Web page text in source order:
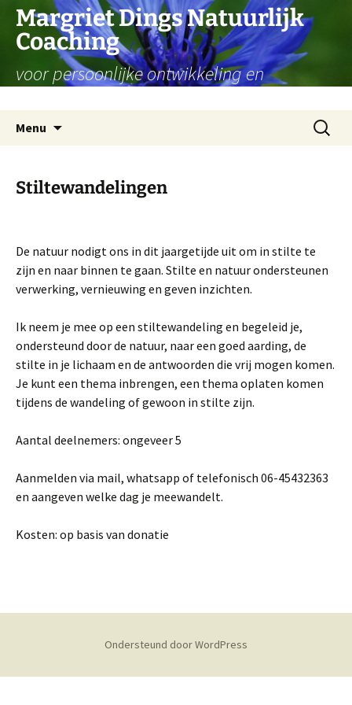
naarMargriet Dings Natuurlijk
Coaching
voor persoonlijke ontwikkeling en
Menu
Zoeken
naar:
Stiltewandelingen
De natuur nodigt ons in dit jaargetijde uit om in stilte te
zijn en naar binnen te gaan. Stilte en natuur ondersteunen
verwerking, vernieuwing en geven inzichten.
Ik neem je mee op een stiltewandeling en begeleid je,
ondersteund door de natuur, naar een goed aarding, de
stilte in je lichaam en de antwoorden die vrij mogen komen.
Je kunt een thema inbrengen, een thema oplaten komen
tijdens de wandeling of gewoon in stilte zijn.
Aantal deelnemers: ongeveer 5
Aanmelden via mail, whatsapp of telefonisch 06-45432363
en aangeven welke dag je meewandelt.
Kosten: op basis van donatie
Ondersteund door WordPress